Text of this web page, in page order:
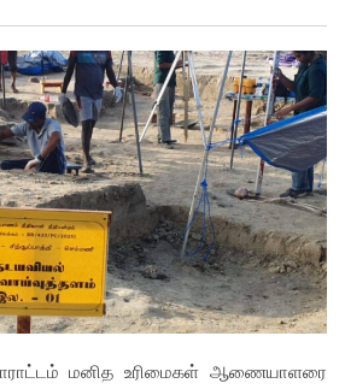
மனித உரிமைகள் ஆணையாளரை